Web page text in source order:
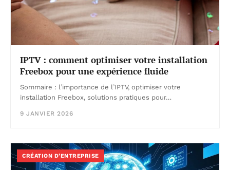
IPTV : comment optimiser votre installation
Freebox pour une expérience fluide
Sommaire : l’importance de l’IPTV, optimiser votre
installation Freebox, solutions pratiques pour…
9 JANVIER 2026
CRÉATION D’ENTREPRISE